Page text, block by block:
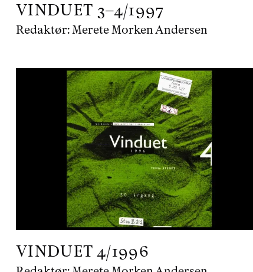
VINDUET 3–4/1997
Redaktør:Merete Morken Andersen
VINDUET 4/1996